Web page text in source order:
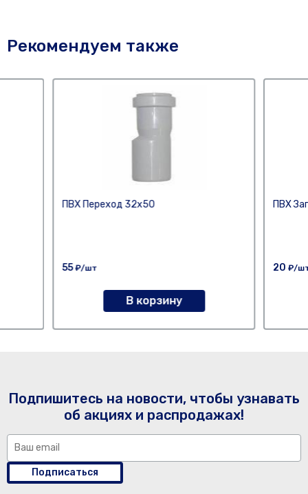
Рекомендуем также
ПВХ Переход 32х50
55₽/шт
В корзину
ПВХ
20 ₽/
Подпишитесь на новости, чтобы узнавать
об акциях и распродажах!
Подписаться